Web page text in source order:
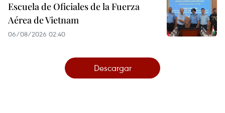
Escuela de Oficiales de la Fuerza
Aérea de Vietnam
06/08/2026 02:40
Descargar